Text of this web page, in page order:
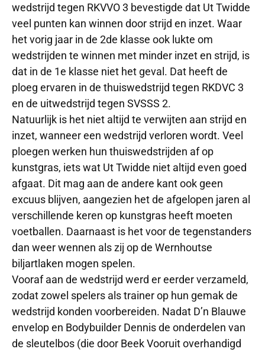
wedstrijd tegen RKVVO 3 bevestigde dat Ut Twidde
veel punten kan winnen door strijd en inzet. Waar
het vorig jaar in de 2de klasse ook lukte om
wedstrijden te winnen met minder inzet en strijd, is
dat in de 1e klasse niet het geval. Dat heeft de
ploeg ervaren in de thuiswedstrijd tegen RKDVC 3
en de uitwedstrijd tegen SVSSS 2.
Natuurlijk is het niet altijd te verwijten aan strijd en
inzet, wanneer een wedstrijd verloren wordt. Veel
ploegen werken hun thuiswedstrijden af op
kunstgras, iets wat Ut Twidde niet altijd even goed
afgaat. Dit mag aan de andere kant ook geen
excuus blijven, aangezien het de afgelopen jaren al
verschillende keren op kunstgras heeft moeten
voetballen. Daarnaast is het voor de tegenstanders
dan weer wennen als zij op de Wernhoutse
biljartlaken mogen spelen.
Vooraf aan de wedstrijd werd er eerder verzameld,
zodat zowel spelers als trainer op hun gemak de
wedstrijd konden voorbereiden. Nadat D’n Blauwe
envelop en Bodybuilder Dennis de onderdelen van
de sleutelbos (die door Beek Vooruit overhandigd